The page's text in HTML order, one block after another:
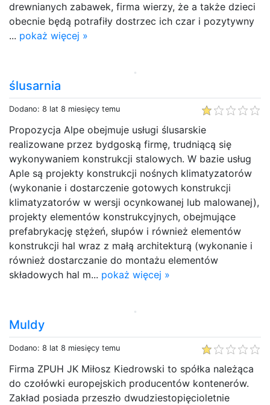
drewnianych zabawek, firma wierzy, że a także dzieci
obecnie będą potrafiły dostrzec ich czar i pozytywny
... pokaż więcej »
ślusarnia
Dodano: 8 lat 8 miesięcy temu
Propozycja Alpe obejmuje usługi ślusarskie
realizowane przez bydgoską firmę, trudniącą się
wykonywaniem konstrukcji stalowych. W bazie usług
Aple są projekty konstrukcji nośnych klimatyzatorów
(wykonanie i dostarczenie gotowych konstrukcji
klimatyzatorów w wersji ocynkowanej lub malowanej),
projekty elementów konstrukcyjnych, obejmujące
prefabrykację stężeń, słupów i również elementów
konstrukcji hal wraz z małą architekturą (wykonanie i
również dostarczanie do montażu elementów
składowych hal m... pokaż więcej »
Muldy
Dodano: 8 lat 8 miesięcy temu
Firma ZPUH JK Miłosz Kiedrowski to spółka należąca
do czołówki europejskich producentów kontenerów.
Zakład posiada przeszło dwudziestopięcioletnie